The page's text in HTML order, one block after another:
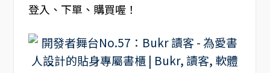
登入、下單、購買喔！